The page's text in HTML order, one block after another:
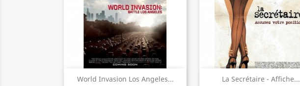
World Invasion Los Angeles...
Aperçu rapide La Secrétaire - Affiche...
Aperçu rapide